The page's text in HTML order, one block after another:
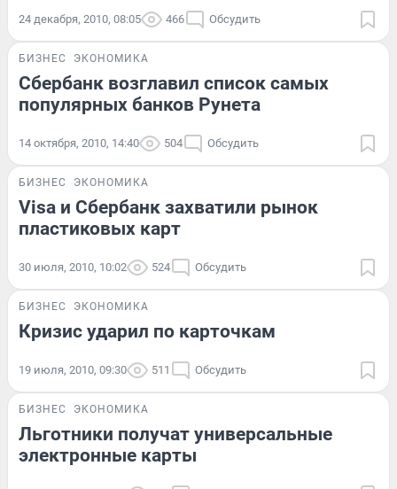
24 декабря, 2010, 08:05 466 Обсудить
БИЗНЕС ЭКОНОМИКА
Сбербанк возглавил список самых
популярных банков Рунета
14 октября, 2010, 14:40 504 Обсудить
БИЗНЕС ЭКОНОМИКА
Visa и Сбербанк захватили рынок
пластиковых карт
30 июля, 2010, 10:02 524 Обсудить
БИЗНЕС ЭКОНОМИКА
Кризис ударил по карточкам
19 июля, 2010, 09:30 511 Обсудить
БИЗНЕС ЭКОНОМИКА
Льготники получат универсальные
электронные карты